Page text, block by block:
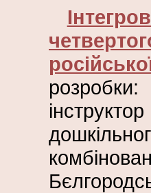
розробки: